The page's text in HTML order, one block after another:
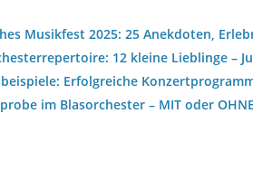
Musikfest 2025: 25 Anekdoten,
12 kleine Lieblinge –
Erfolgreiche
im Blasorchester – MIT oder